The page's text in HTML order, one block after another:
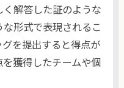
解答した証のような
形式で表現されるこ
を提出すると得点が
獲得したチームや個